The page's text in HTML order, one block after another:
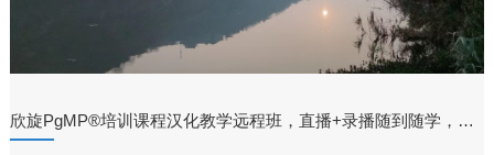
欣旋PgMP®培训课程汉化教学远程班，直播+录播随到随学，欢迎报名考试进一步提升